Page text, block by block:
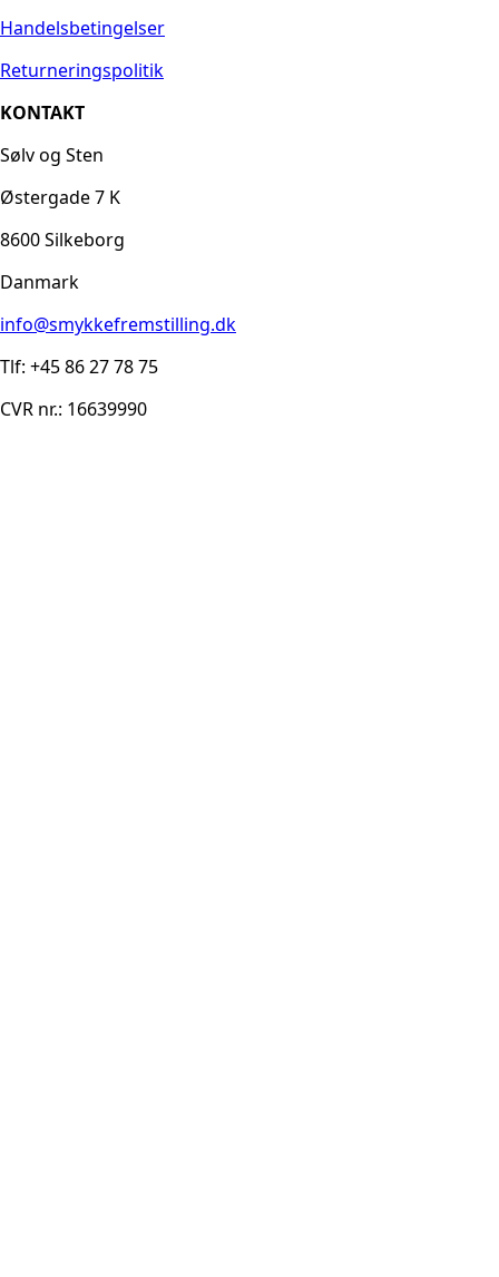
Handelsbetingelser
Returneringspolitik
KONTAKT
Sølv og Sten
Østergade 7 K
8600 Silkeborg
Danmark
info@smykkefremstilling.dk
Tlf: +45 86 27 78 75
CVR nr.: 16639990